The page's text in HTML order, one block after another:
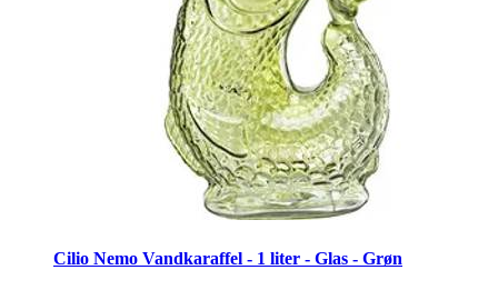
Cilio Nemo Vandkaraffel - 1 liter - Glas - Grøn